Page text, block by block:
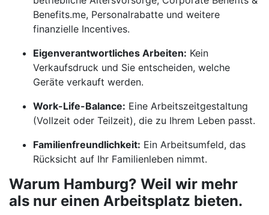
Benefits.me, Personalrabatte und weitere
finanzielle Incentives.
Eigenverantwortliches Arbeiten: Kein
Verkaufsdruck und Sie entscheiden, welche
Geräte verkauft werden.
Work-Life-Balance: Eine Arbeitszeitgestaltung
(Vollzeit oder Teilzeit), die zu Ihrem Leben passt.
Familienfreundlichkeit: Ein Arbeitsumfeld, das
Rücksicht auf Ihr Familienleben nimmt.
Warum Hamburg? Weil wir mehr
als nur einen Arbeitsplatz bieten.